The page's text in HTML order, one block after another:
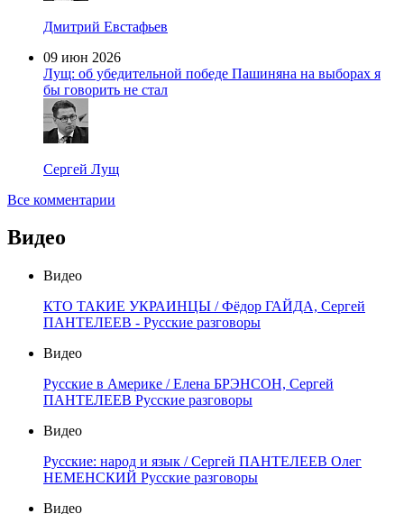
Дмитрий Евстафьев
09 июн 2026
Лущ: об убедительной победе Пашиняна на выборах я
бы говорить не стал
Сергей Лущ
Все комментарии
Видео
Видео
КТО ТАКИЕ УКРАИНЦЫ / Фёдор ГАЙДА, Сергей
ПАНТЕЛЕЕВ - Русские разговоры
Видео
Русские в Америке / Елена БРЭНСОН, Сергей
ПАНТЕЛЕЕВ Русские разговоры
Видео
Русские: народ и язык / Сергей ПАНТЕЛЕЕВ Олег
НЕМЕНСКИЙ Русские разговоры
Видео